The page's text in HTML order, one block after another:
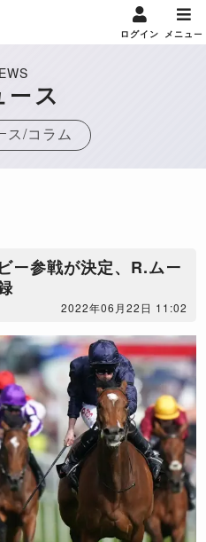
ログイン メニュー
ース
ス/コラム
ー参戦が決定、R.ムー
2022年06月22日 11:02